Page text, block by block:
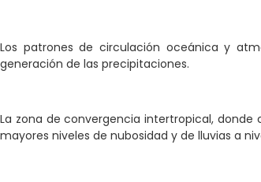
Los patrones de circulación oceánica y
generación de las precipitaciones.
La zona de convergencia intertropical, donde
mayores niveles de nubosidad y de lluvias a